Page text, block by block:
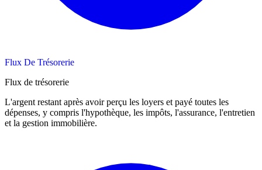
Flux De Trésorerie
Flux de trésorerie
L'argent restant après avoir perçu les loyers et payé toutes les
dépenses, y compris l'hypothèque, les impôts, l'assurance, l'entretien
et la gestion immobilière.